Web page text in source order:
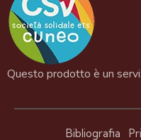
Questo prodotto è un
Bibliografia